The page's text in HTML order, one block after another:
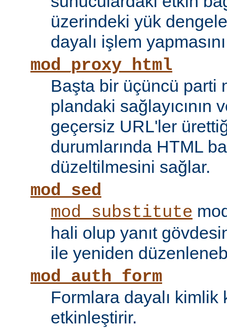
üzerindeki yük
dayalı işlem
mod_proxy_html
Başta bir üçüncü parti
plandaki sağlayıcının
geçersiz URL'ler
durumlarında HTML
düzeltilmesini sağlar.
mod_sed
mod_substitute
hali olup yanıt
ile yeniden
mod_auth_form
Formlara dayalı kimlik
etkinleştirir.